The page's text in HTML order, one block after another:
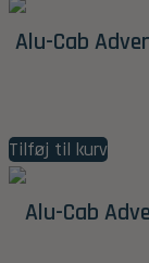
Alu-Cab
Tilføj til kurv
Alu-Cab